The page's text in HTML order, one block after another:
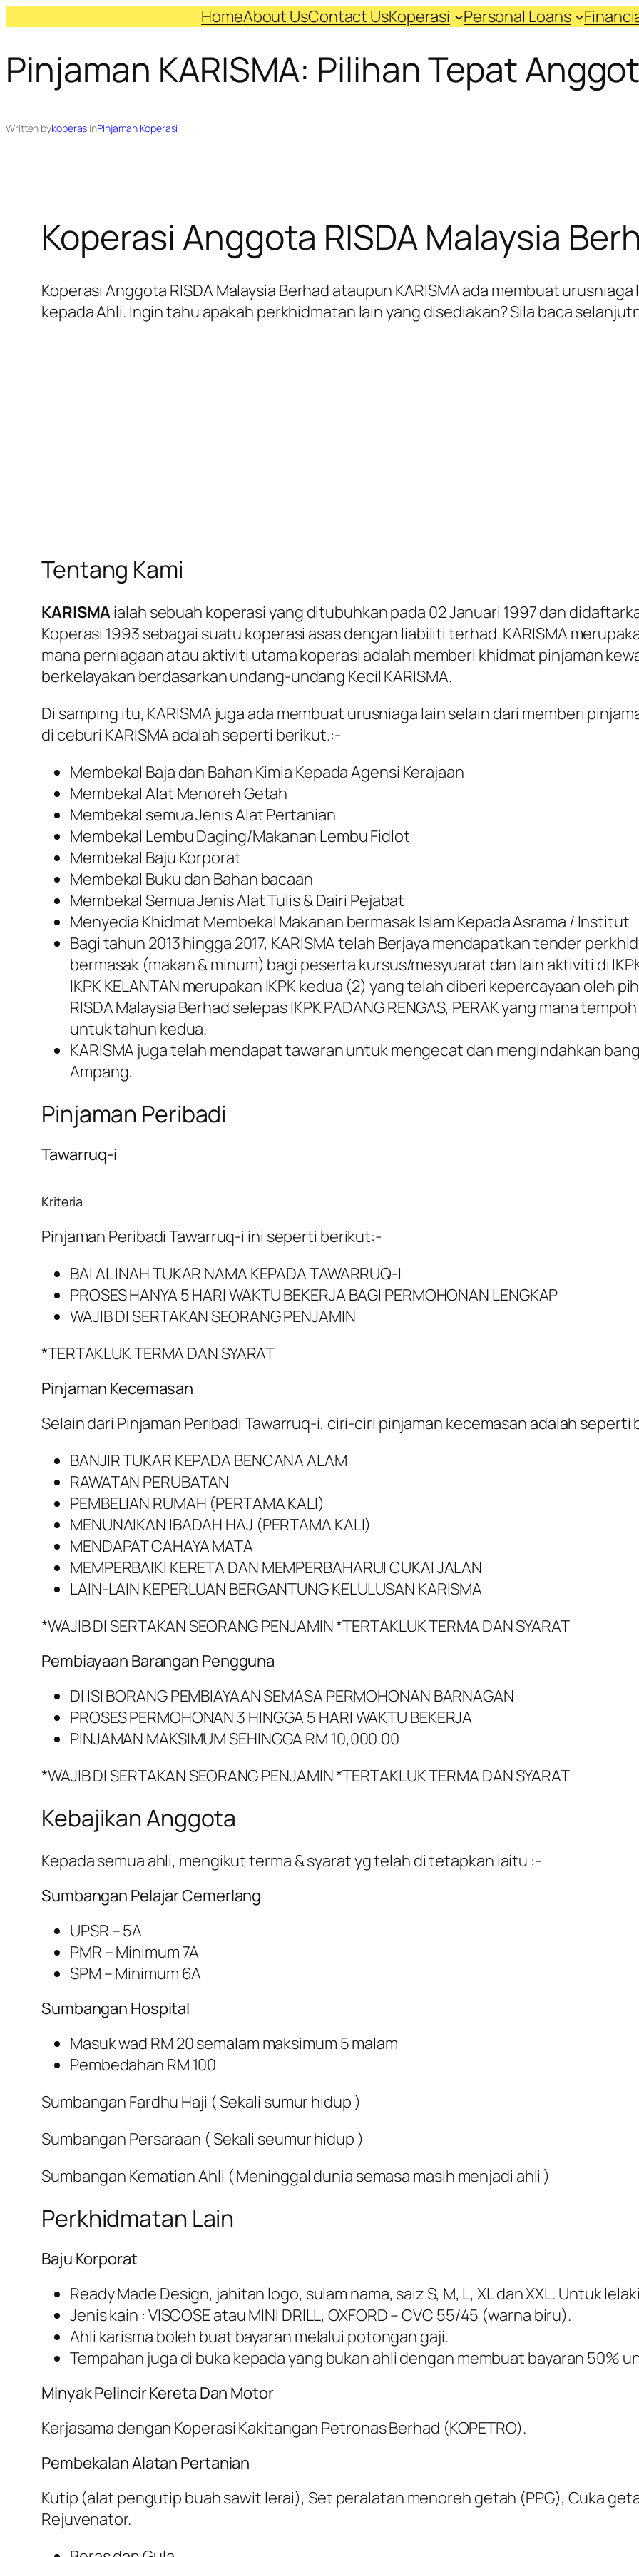
content
HomeAbout UsContact UsKoperasi Personal Loans
Pinjaman KARISMA: Pilihan Tepat
Written bykoperasiinPinjaman Koperasi
Koperasi Anggota RISDA Malaysia
Koperasi Anggota RISDA Malaysia Berhad ataupun KARISMA ada membuat
kepada Ahli. Ingin tahu apakah perkhidmatan lain yang disediakan? Sila baca
Tentang Kami
KARISMAialah sebuah koperasi yang ditubuhkan pada 02 Januari 1997 dan
Koperasi 1993 sebagai suatu koperasi asas dengan liabiliti terhad. KARISMA
mana perniagaan atau aktiviti utama koperasi adalah memberi khidmat pinjaman
berkelayakan berdasarkan undang-undang Kecil KARISMA.
Di samping itu, KARISMA juga ada membuat urusniaga lain selain dari memberi
di ceburi KARISMA adalah seperti berikut.:-
Membekal Baja dan Bahan Kimia Kepada Agensi Kerajaan
Membekal Alat Menoreh Getah
Membekal semua Jenis Alat Pertanian
Membekal Lembu Daging/Makanan Lembu Fidlot
Membekal Baju Korporat
Membekal Buku dan Bahan bacaan
Membekal Semua Jenis Alat Tulis & Dairi Pejabat
Menyedia Khidmat Membekal Makanan bermasak Islam Kepada Asrama / Institut
Bagi tahun 2013 hingga 2017, KARISMA telah Berjaya mendapatkan tender
bermasak (makan & minum) bagi peserta kursus/mesyuarat dan lain aktiviti di IKPK
IKPK KELANTAN merupakan IKPK kedua (2) yang telah diberi kepercayaan oleh
RISDA Malaysia Berhad selepas IKPK PADANG RENGAS, PERAK yang mana
untuk tahun kedua.
KARISMA juga telah mendapat tawaran untuk mengecat dan mengindahkan
Ampang.
Pinjaman Peribadi
Tawarruq-i
Kriteria
Pinjaman Peribadi Tawarruq-i ini seperti berikut:-
BAI AL INAH TUKAR NAMA KEPADA TAWARRUQ-I
PROSES HANYA 5 HARI WAKTU BEKERJA BAGI PERMOHONAN LENGKAP
WAJIB DI SERTAKAN SEORANG PENJAMIN
*TERTAKLUK TERMA DAN SYARAT
Pinjaman Kecemasan
Selain dari Pinjaman Peribadi Tawarruq-i, ciri-ciri pinjaman kecemasan adalah seperti
BANJIR TUKAR KEPADA BENCANA ALAM
RAWATAN PERUBATAN
PEMBELIAN RUMAH (PERTAMA KALI)
MENUNAIKAN IBADAH HAJ (PERTAMA KALI)
MENDAPAT CAHAYA MATA
MEMPERBAIKI KERETA DAN MEMPERBAHARUI CUKAI JALAN
LAIN-LAIN KEPERLUAN BERGANTUNG KELULUSAN KARISMA
*WAJIB DI SERTAKAN SEORANG PENJAMIN*TERTAKLUK TERMA DAN SYARAT
Pembiayaan Barangan Pengguna
DI ISI BORANG PEMBIAYAAN SEMASA PERMOHONAN BARNAGAN
PROSES PERMOHONAN 3 HINGGA 5 HARI WAKTU BEKERJA
PINJAMAN MAKSIMUM SEHINGGA RM 10,000.00
*WAJIB DI SERTAKAN SEORANG PENJAMIN*TERTAKLUK TERMA DAN SYARAT
Kebajikan Anggota
Kepada semua ahli, mengikut terma & syarat yg telah di tetapkan iaitu :-
Sumbangan Pelajar Cemerlang
UPSR – 5A
PMR – Minimum 7A
SPM – Minimum 6A
Sumbangan Hospital
Masuk wad RM 20 semalam maksimum 5 malam
Pembedahan RM 100
Sumbangan Fardhu Haji ( Sekali sumur hidup )
Sumbangan Persaraan ( Sekali seumur hidup )
Sumbangan Kematian Ahli ( Meninggal dunia semasa masih menjadi ahli )
Perkhidmatan Lain
Baju Korporat
Ready Made Design, jahitan logo, sulam nama, saiz S, M, L, XL dan XXL. Untuk
Jenis kain : VISCOSE atau MINI DRILL, OXFORD – CVC 55/45 (warna biru).
Ahli karisma boleh buat bayaran melalui potongan gaji.
Tempahan juga di buka kepada yang bukan ahli dengan membuat bayaran 50%
Minyak Pelincir Kereta Dan Motor
Kerjasama dengan Koperasi Kakitangan Petronas Berhad (KOPETRO).
Pembekalan Alatan Pertanian
Kutip (alat pengutip buah sawit lerai), Set peralatan menoreh getah (PPG), Cuka
Rejuvenator.